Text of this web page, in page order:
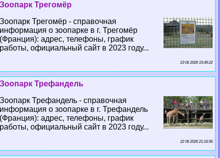
Зоопарк Трегомёр
Зоопарк Трегомёр - справочная
информация о зоопарке в г. Трегомёр
(Франция): адрес, телефоны, график
работы, официальный сайт в 2023 году...
23 06 2026 15:49:22
Зоопарк Трефандель
Зоопарк Трефандель - справочная
информация о зоопарке в г. Трефандель
(Франция): адрес, телефоны, график
работы, официальный сайт в 2023 году...
22 06 2026 21:16:56